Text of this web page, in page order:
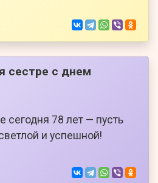
сестре с днем
сегодня 78 лет — пусть
и успешной!